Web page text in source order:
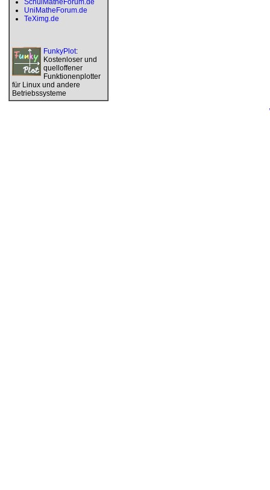
SchulMatheForum.de
UniMatheForum.de
TeXimg.de
FunkyPlot:
Kostenloser und
quelloffener
Funktionenplotter
für Linux und andere
Betriebssysteme